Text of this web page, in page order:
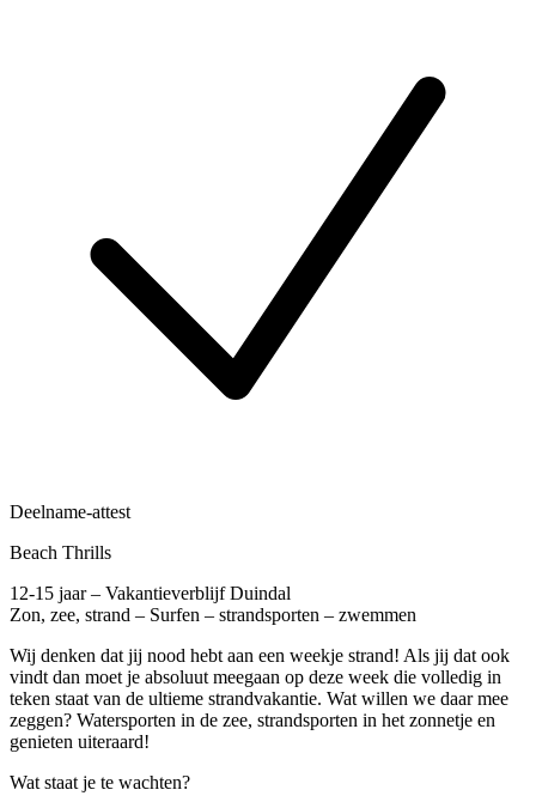
Deelname-attest
Beach Thrills
12-15 jaar – Vakantieverblijf Duindal
Zon, zee, strand – Surfen – strandsporten – zwemmen
Wij denken dat jij nood hebt aan een weekje strand! Als jij dat ook
vindt dan moet je absoluut meegaan op deze week die volledig in
teken staat van de ultieme strandvakantie. Wat willen we daar mee
zeggen? Watersporten in de zee, strandsporten in het zonnetje en
genieten uiteraard!
Wat staat je te wachten?